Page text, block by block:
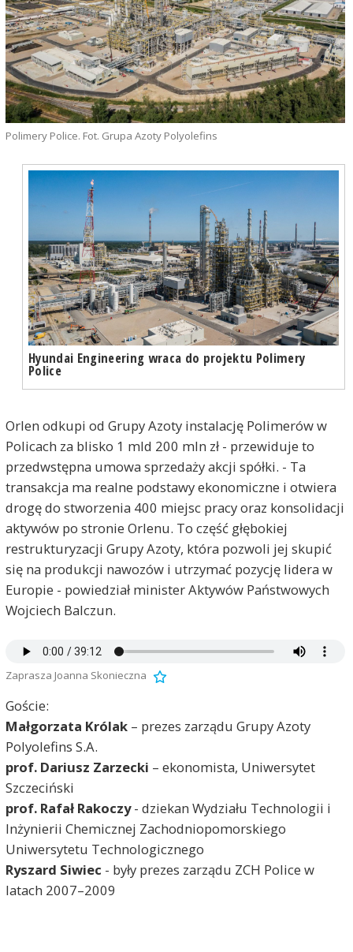
Polimery Police. Fot. Grupa Azoty Polyolefins
Hyundai Engineering wraca do projektu Polimery
Police
Orlen odkupi od Grupy Azoty instalację Polimerów w
Policach za blisko 1 mld 200 mln zł - przewiduje to
przedwstępna umowa sprzedaży akcji spółki. - Ta
transakcja ma realne podstawy ekonomiczne i otwiera
drogę do stworzenia 400 miejsc pracy oraz konsolidacji
aktywów po stronie Orlenu. To część głębokiej
restrukturyzacji Grupy Azoty, która pozwoli jej skupić
się na produkcji nawozów i utrzymać pozycję lidera w
Europie - powiedział minister Aktywów Państwowych
Wojciech Balczun.
Zaprasza Joanna Skonieczna
Goście:
Małgorzata Królak– prezes zarządu Grupy Azoty
Polyolefins S.A.
prof. Dariusz Zarzecki – ekonomista, Uniwersytet
Szczeciński
prof. Rafał Rakoczy- dziekan Wydziału Technologii i
Inżynierii Chemicznej Zachodniopomorskiego
Uniwersytetu Technologicznego
Ryszard Siwiec - były prezes zarządu ZCH Police w
latach 2007–2009